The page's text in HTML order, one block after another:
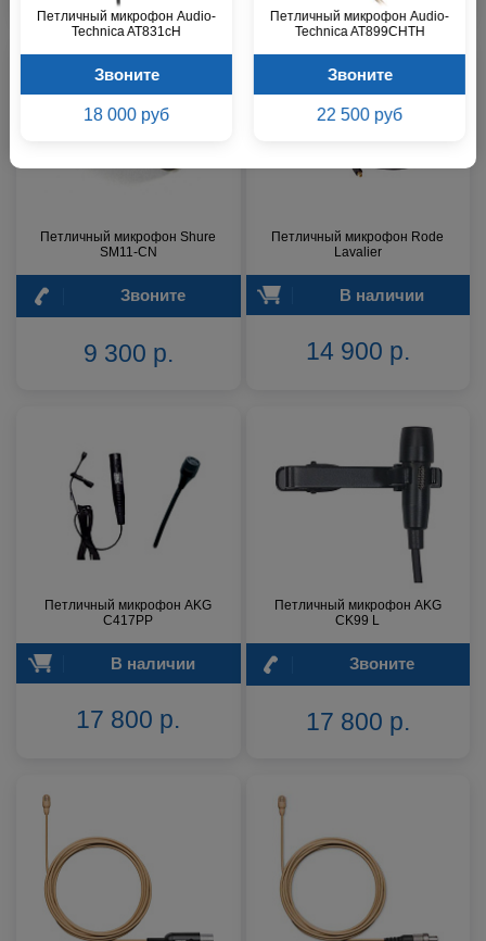
Петличный микрофон Audio-
Technica AT831cH
Звоните
18 000 руб
Петличный микрофон Audio-
Technica AT899CHTH
Звоните
22 500 руб
Петличный микрофон Shure
SM11-CN
Звоните
9 300 р.
Петличный микрофон Rode
Lavalier
В наличии
14 900 р.
Петличный микрофон AKG
C417PP
В наличии
17 800 р.
Петличный микрофон AKG
CK99 L
Звоните
17 800 р.